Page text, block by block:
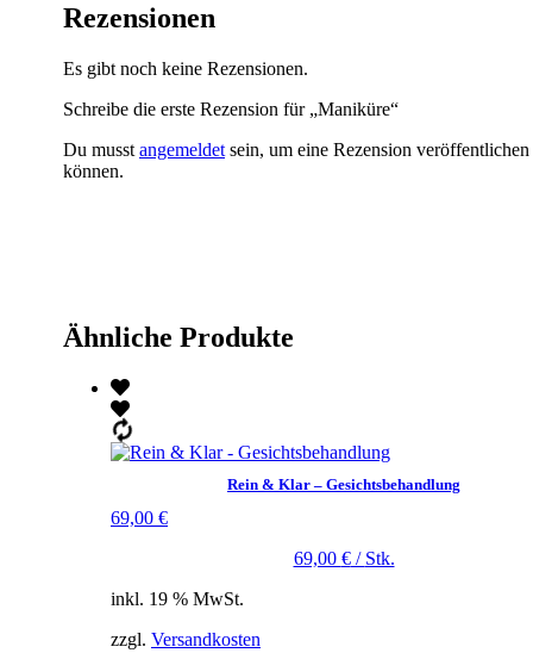
Rezensionen
Es gibt noch keine Rezensionen.
Schreibe die erste Rezension für „Maniküre“
Du musst angemeldet sein, um eine Rezension veröffentlichen
können.
Ähnliche Produkte
Rein & Klar – Gesichtsbehandlung
69,00 €
69,00 €/ Stk.
inkl. 19 % MwSt.
zzgl. Versandkosten